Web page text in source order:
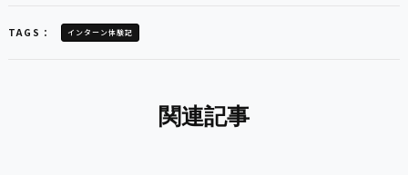
TAGS： インターン体験記
関連記事